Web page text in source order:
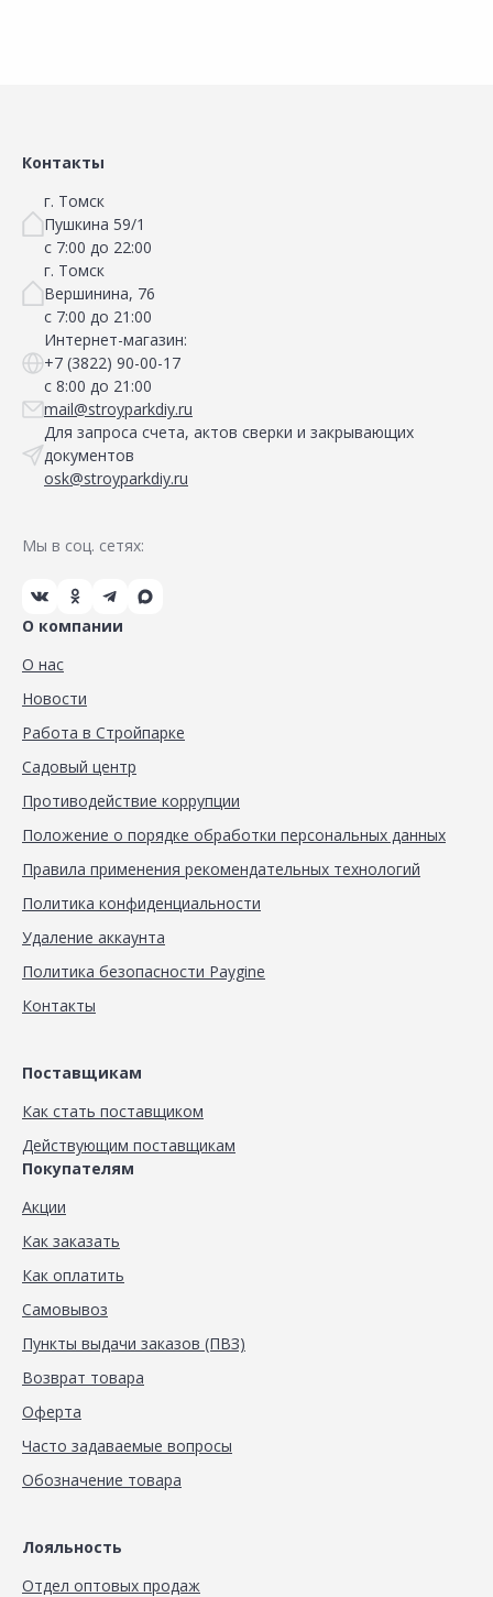
Контакты
г. Томск
Пушкина 59/1
с 7:00 до 22:00
г. Томск
Вершинина, 76
с 7:00 до 21:00
Интернет-магазин:
+7 (3822) 90-00-17
с 8:00 до 21:00
mail@stroyparkdiy.ru
Для запроса счета, актов сверки и закрывающих
документов
osk@stroyparkdiy.ru
Мы в соц. сетях:
О компании
О нас
Новости
Работа в Стройпарке
Садовый центр
Противодействие коррупции
Положение о порядке обработки персональных данных
Правила применения рекомендательных технологий
Политика конфиденциальности
Удаление аккаунта
Политика безопасности Paygine
Контакты
Поставщикам
Как стать поставщиком
Действующим поставщикам
Покупателям
Акции
Как заказать
Как оплатить
Самовывоз
Пункты выдачи заказов (ПВЗ)
Возврат товара
Оферта
Часто задаваемые вопросы
Обозначение товара
Лояльность
Отдел оптовых продаж